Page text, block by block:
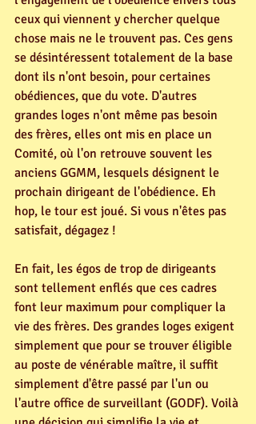
ceux qui viennent y chercher quelque
chose mais ne le trouvent pas. Ces gens
se désintéressent totalement de la base
dont ils n'ont besoin, pour certaines
obédiences, que du vote. D'autres
grandes loges n'ont même pas besoin
des frères, elles ont mis en place un
Comité, où l'on retrouve souvent les
anciens GGMM, lesquels désignent le
prochain dirigeant de l'obédience. Eh
hop, le tour est joué. Si vous n'êtes pas
satisfait, dégagez !
En fait, les égos de trop de dirigeants
sont tellement enflés que ces cadres
font leur maximum pour compliquer la
vie des frères. Des grandes loges exigent
simplement que pour se trouver éligible
au poste de vénérable maître, il suffit
simplement d'être passé par l'un ou
l'autre office de surveillant (GODF). Voilà